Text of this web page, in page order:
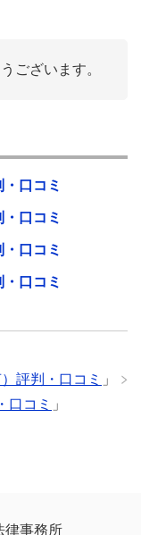
ございます。
口コミ
口コミ
口コミ
口コミ
評判・口コミ
」
口コミ 」
律事務所